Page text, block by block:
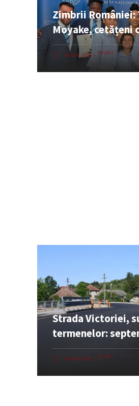
Zimbrii României:
Moyake, cetățeni
05 AUG. 2026 SPORT
Strada Victoriei,
termenelor:
05 AUG. 2026 ȘTIRI